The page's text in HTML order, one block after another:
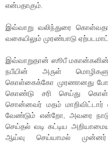
என்பதாகும்.
இவ்வாறு வலிந்துரை
வகையிலும் முரண்பாடு
இவ்வாறுதான் ஸூபீ மகான்களின்
நபீயின் அருள்
கொள்கைக்கோ முரணானது
கொண்டு சரி செய்து
சொன்னவர் மதம்
வேண்டும் என்றோ, அவரை
செய்தல் வடி கட்டிய
ஆய்வு செய்யாமல்